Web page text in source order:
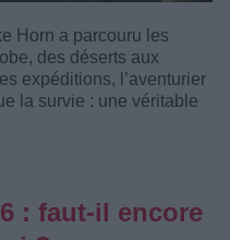
Horn a parcouru les
des déserts aux
expéditions, l’aventurier
la survie : une véritable
: faut-il encore